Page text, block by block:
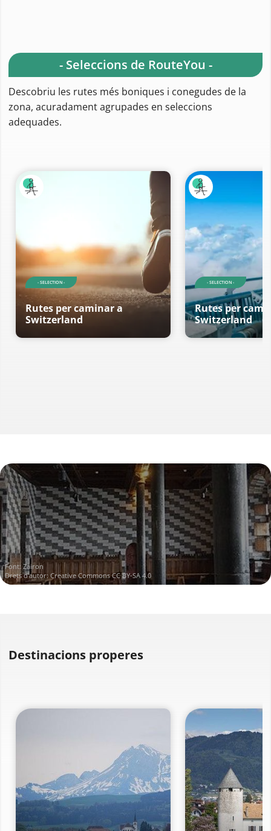
- Seleccions de RouteYou -
Descobriu les rutes més boniques i conegudes de la
zona, acuradament agrupades en seleccions
adequades.
- SELECTION -
Rutes per caminar a
Switzerland
- SELECTION -
Rutes per
Switzerland
Font:Zairon
Drets d'autor: Creative Commons CC BY-SA 4.0
Destinacions properes